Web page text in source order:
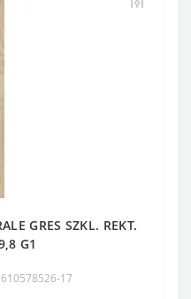
GRES SZKL. REKT.
G1
17